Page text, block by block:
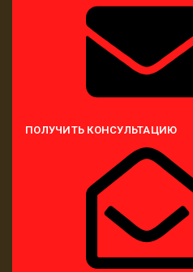
ПОЛУЧИТЬ КОНСУЛЬТАЦИЮ